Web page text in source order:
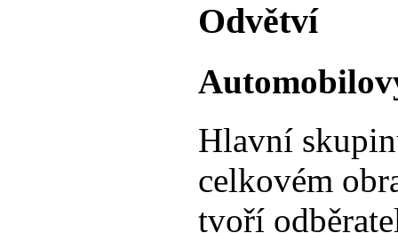
Odvětví
Hlavní
celkovém
tvoří